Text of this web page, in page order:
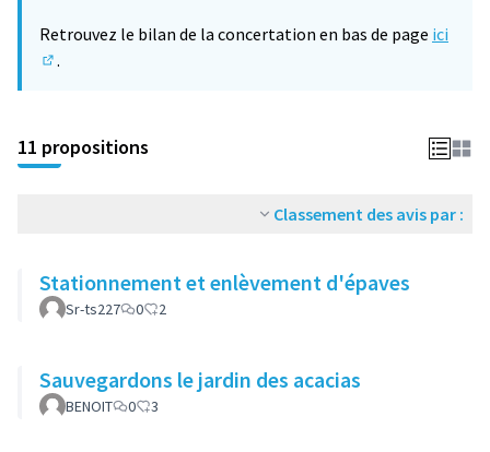
Retrouvez le bilan de la concertation en bas de page ici
.
11 propositions
Classement des avis par :
Stationnement et enlèvement d'épaves
Sr-ts227 0 2
Sauvegardons le jardin des acacias
BENOIT 0 3